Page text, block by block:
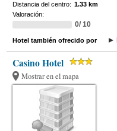
Distancia del centro: 1.33 km
Valoración:
0/ 10
Hotel también ofrecido por
Casino Hotel
Mostrar en el mapa